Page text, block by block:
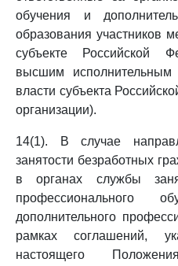
обучения и
образования участников
субъекте Российской
высшим исполнительным
власти субъекта
организации).
14(1). В случае
занятости безработных
в органах службы
профессионального
дополнительного
рамках соглашений,
настоящего